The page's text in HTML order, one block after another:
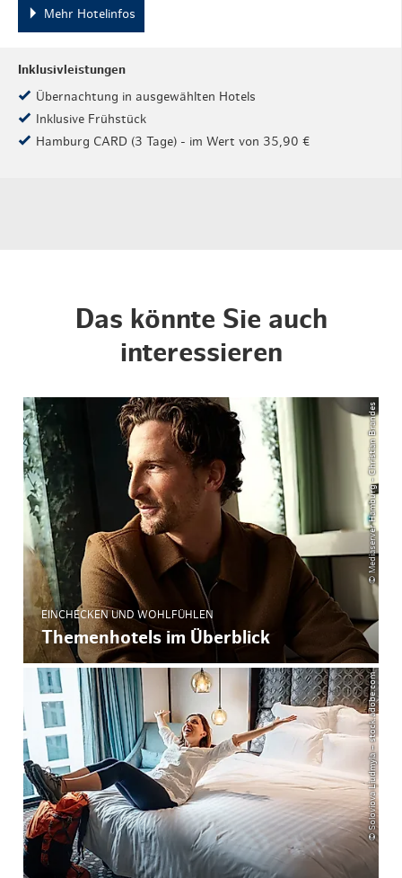
Mehr Hotelinfos
Inklusivleistungen
Übernachtung in ausgewählten Hotels
Inklusive Frühstück
Hamburg CARD (3 Tage) - im Wert von 35,90 €
Das könnte Sie auch
interessieren
© Mediaserver Hamburg - Christian Brandes
EINCHECKEN UND WOHLFÜHLEN
Themenhotels im Überblick
© Soloviova Liudmyla – stock.adobe.com